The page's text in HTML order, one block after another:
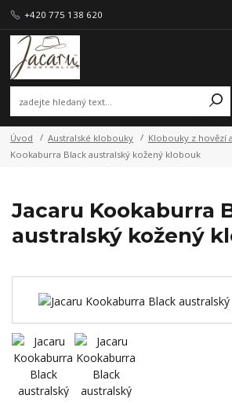
+420 775 138 620
Úvod Australské klobouky Klobouky z hovězí
Kookaburra Black australský kožený klobouk
Jacaru Kookaburra
australský kožený